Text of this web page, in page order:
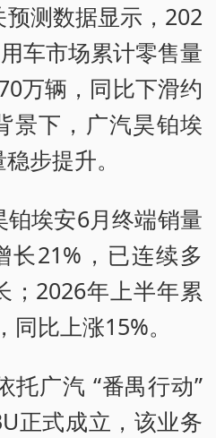
测数据显示，202
车市场累计零售量
万辆，同比下滑约
景下，广汽昊铂埃
步提升。
埃安6月终端销量
长21%，已连续多
；2026年上半年累
比上涨15%。
托广汽 “番禺行动”
正式成立，该业务